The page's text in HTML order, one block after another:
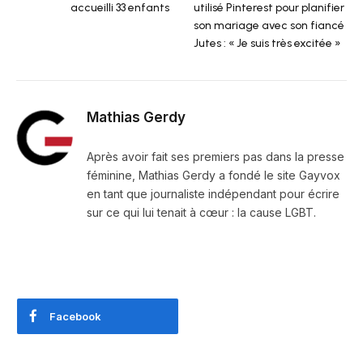
accueilli 33 enfants
utilisé Pinterest pour planifier
son mariage avec son fiancé
Jutes : « Je suis très excitée »
Mathias Gerdy
Après avoir fait ses premiers pas dans la presse
féminine, Mathias Gerdy a fondé le site Gayvox
en tant que journaliste indépendant pour écrire
sur ce qui lui tenait à cœur : la cause LGBT.
Facebook